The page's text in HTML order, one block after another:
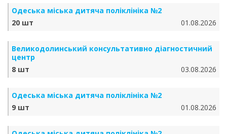
Одеська міська дитяча поліклініка №2
20 шт
01.08.2026
Великодолинський консультативно діагностичний
центр
8 шт
03.08.2026
Одеська міська дитяча поліклініка №2
9 шт
01.08.2026